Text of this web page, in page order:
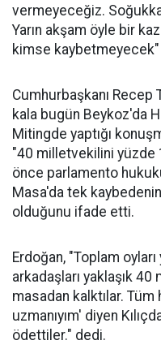
vermeyeceğiz.
Yarın akşam öyle bir
kimse
Cumhurbaşkanı
kala bugün Beykoz'da
Mitingde yaptığı
"40 milletvekilini yüzde
önce parlamento
Masa'da tek
olduğunu ifade etti.
Erdoğan, "Toplam
arkadaşları yaklaşık
masadan kalktılar.
uzmanıyım' diyen
ödettiler." dedi.